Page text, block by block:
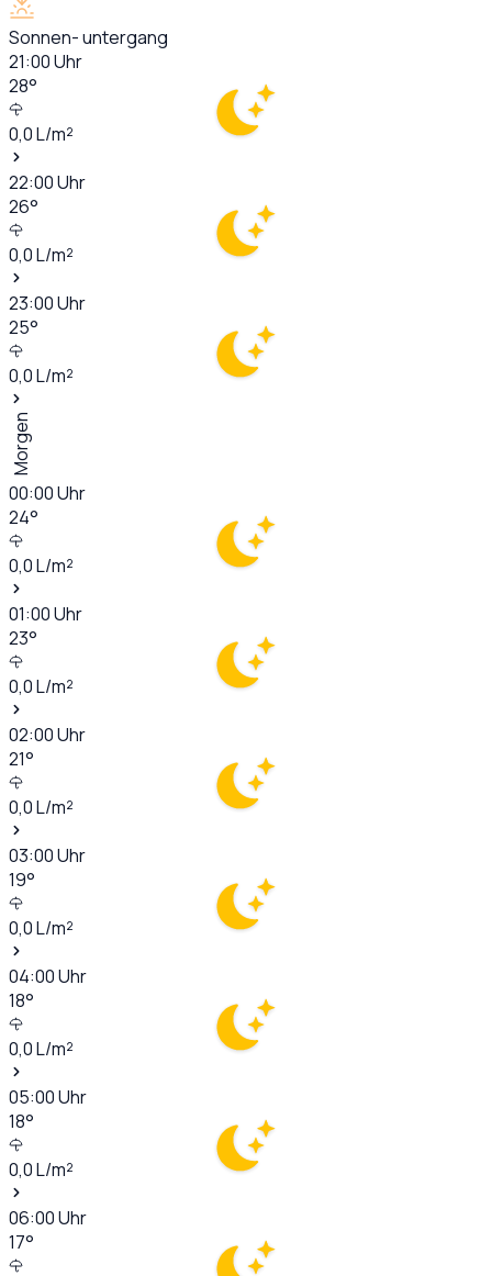
Sonnen- untergang
21:00Uhr
28°
0,0L/m²
22:00Uhr
26°
0,0L/m²
23:00Uhr
25°
0,0L/m²
Morgen
00:00Uhr
24°
0,0L/m²
01:00Uhr
23°
0,0L/m²
02:00Uhr
21°
0,0L/m²
03:00Uhr
19°
0,0L/m²
04:00Uhr
18°
0,0L/m²
05:00Uhr
18°
0,0L/m²
06:00Uhr
17°